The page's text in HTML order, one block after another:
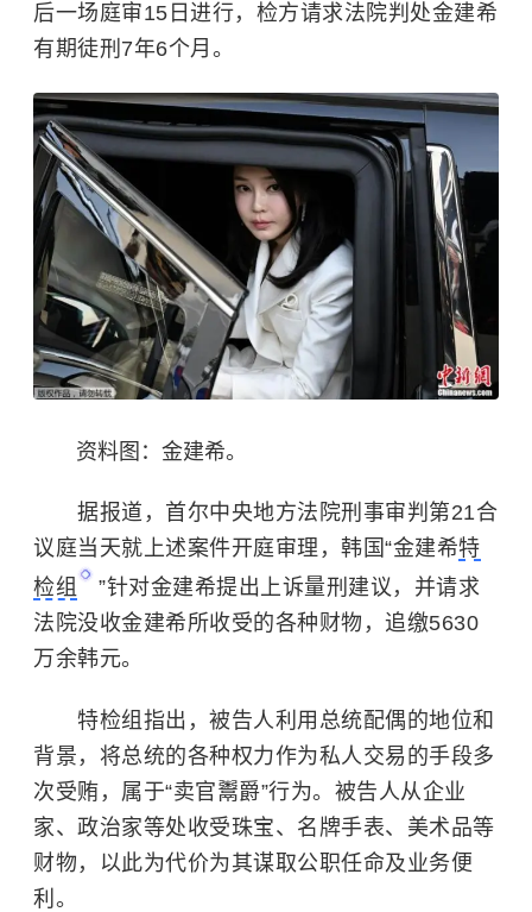
后一场庭审15日进行，检方请求法院判处金建希
有期徒刑7年6个月。
资料图：金建希。
据报道，首尔中央地方法院刑事审判第21合
议庭当天就上述案件开庭审理，韩国“金建希特
检组
”针对金建希提出上诉量刑建议，并请求
法院没收金建希所收受的各种财物，追缴5630
万余韩元。
特检组指出，被告人利用总统配偶的地位和
背景，将总统的各种权力作为私人交易的手段多
次受贿，属于“卖官鬻爵”行为。被告人从企业
家、政治家等处收受珠宝、名牌手表、美术品等
财物，以此为代价为其谋取公职任命及业务便
利。